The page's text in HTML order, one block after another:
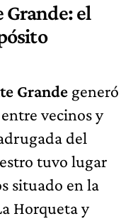
el
Grande generó
vecinos y
del
tuvo lugar
situado en la
Horqueta y